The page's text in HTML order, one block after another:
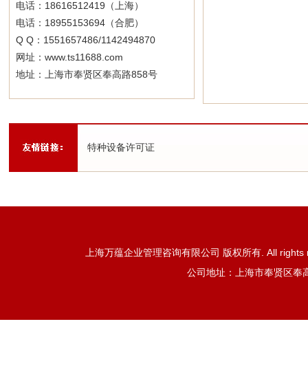
电话：18616512419（上海）
电话：18955153694（合肥）
Q Q：1551657486/1142494870
网址：www.ts11688.com
地址：上海市奉贤区奉高路858号
特种设备许可证
上海万蕴企业管理咨询有限公司 版权所有. All
公司地址：上海市奉贤区